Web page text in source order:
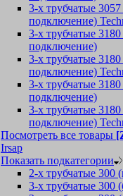
3-х трубчатые
подключение)
3-х трубчатые
подключение)
3-х трубчатые
подключение)
3-х трубчатые
подключение)
3-х трубчатые
подключение)
Посмотреть все товары
Irsap
Показать подкатегории
2-х трубчатые 300
3-х трубчатые 300